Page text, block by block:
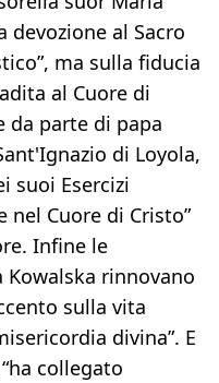
devozione al Sacro
ma sulla fiducia
al Cuore di
da parte di papa
di Loyola,
suoi Esercizi
nel Cuore di Cristo”
Infine le
Kowalska rinnovano
sulla vita
divina”. E
collegato